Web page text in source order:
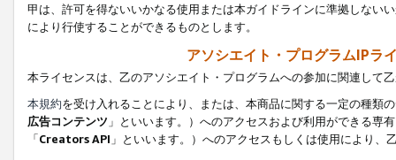
甲は、許可を得ないいかなる使用または本ガイドラインに準拠しない
により行使することができるものとします。
アソシエイト・プログラムIPラ
本ライセンスは、乙のアソシエイト・プログラムへの参加に関連して
本規約を受け入れることにより、または、本商品に関する一定の種類
広告コンテンツ 」といいます。）へのアクセスおよび利用ができる専
「Creators API 」といいます。）へのアクセスもしくは使用により